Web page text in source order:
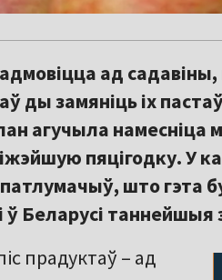
ад садавіны,
ды замяніць іх
агучыла намесніца
пяцігодку. У
што гэта
ў Беларусі таннейшыя
прадуктаў – ад